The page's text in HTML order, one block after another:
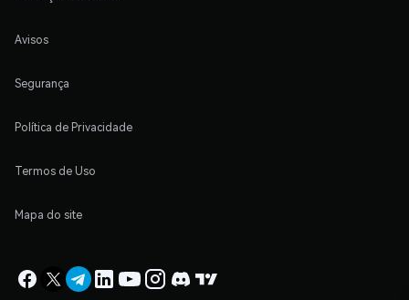
Avisos
Segurança
Política de Privacidade
Termos de Uso
Mapa do site